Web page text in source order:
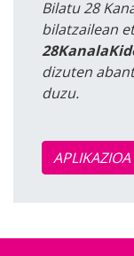
Bilatu 28
bilatzailean
dizuten
duzu.
APLIKAZIOA